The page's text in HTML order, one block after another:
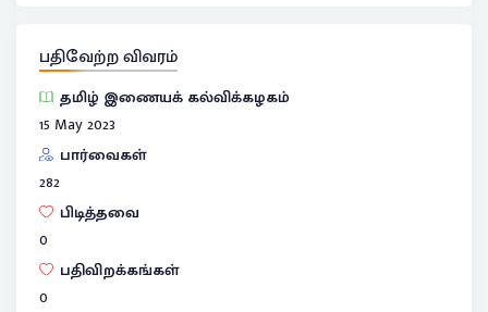
பதிவேற்ற விவரம்
தமிழ் இணையக் கல்விக்கழகம்
15 May 2023
பார்வைகள்
282
பிடித்தவை
0
பதிவிறக்கங்கள்
0